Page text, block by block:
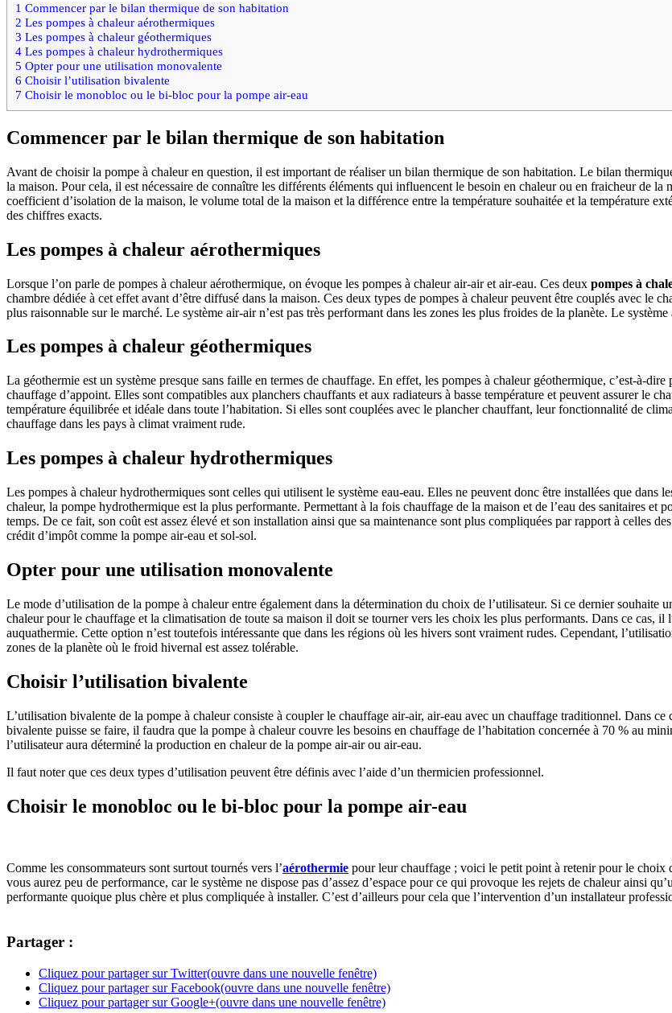
1 Commencer par le bilan thermique de son habitation
2 Les pompes à chaleur aérothermiques
3 Les pompes à chaleur géothermiques
4 Les pompes à chaleur hydrothermiques
5 Opter pour une utilisation monovalente
6 Choisir l’utilisation bivalente
7 Choisir le monobloc ou le bi-bloc pour la pompe air-eau
Commencer par le bilan thermique de son habitation
Avant de choisir la pompe à chaleur en question, il est important de réaliser un bilan thermique de son habitation. Le bilan
la maison. Pour cela, il est nécessaire de connaître les différents éléments qui influencent le besoin en chaleur ou en fraicheur de
coefficient d’isolation de la maison, le volume total de la maison et la différence entre la température souhaitée et la température
des chiffres exacts.
Les pompes à chaleur aérothermiques
Lorsque l’on parle de pompes à chaleur aérothermique, on évoque les pompes à chaleur air-air et air-eau. Ces deux pompes à
chambre dédiée à cet effet avant d’être diffusé dans la maison. Ces deux types de pompes à chaleur peuvent être couplés avec le
plus raisonnable sur le marché. Le système air-air n’est pas très performant dans les zones les plus froides de la planète. Le
Les pompes à chaleur géothermiques
La géothermie est un système presque sans faille en termes de chauffage. En effet, les pompes à chaleur géothermique, c’est-à-
chauffage d’appoint. Elles sont compatibles aux planchers chauffants et aux radiateurs à basse température et peuvent assurer le
température équilibrée et idéale dans toute l’habitation. Si elles sont couplées avec le plancher chauffant, leur fonctionnalité de
chauffage dans les pays à climat vraiment rude.
Les pompes à chaleur hydrothermiques
Les pompes à chaleur hydrothermiques sont celles qui utilisent le système eau-eau. Elles ne peuvent donc être installées que dans
chaleur, la pompe hydrothermique est la plus performante. Permettant à la fois chauffage de la maison et de l’eau des sanitaires et
temps. De ce fait, son coût est assez élevé et son installation ainsi que sa maintenance sont plus compliquées par rapport à celles
crédit d’impôt comme la pompe air-eau et sol-sol.
Opter pour une utilisation monovalente
Le mode d’utilisation de la pompe à chaleur entre également dans la détermination du choix de l’utilisateur. Si ce dernier souhaite
chaleur pour le chauffage et la climatisation de toute sa maison il doit se tourner vers les choix les plus performants. Dans ce cas,
auquathermie. Cette option n’est toutefois intéressante que dans les régions où les hivers sont vraiment rudes. Cependant,
zones de la planète où le froid hivernal est assez tolérable.
Choisir l’utilisation bivalente
L’utilisation bivalente de la pompe à chaleur consiste à coupler le chauffage air-air, air-eau avec un chauffage traditionnel. Dans
bivalente puisse se faire, il faudra que la pompe à chaleur couvre les besoins en chauffage de l’habitation concernée à 70 % au
l’utilisateur aura déterminé la production en chaleur de la pompe air-air ou air-eau.
Il faut noter que ces deux types d’utilisation peuvent être définis avec l’aide d’un thermicien professionnel.
Choisir le monobloc ou le bi-bloc pour la pompe air-eau
Comme les consommateurs sont surtout tournés vers l’aérothermie pour leur chauffage ; voici le petit point à retenir pour le choix
vous aurez peu de performance, car le système ne dispose pas d’assez d’espace pour ce qui provoque les rejets de chaleur ainsi
performante quoique plus chère et plus compliquée à installer. C’est d’ailleurs pour cela que l’intervention d’un installateur
Partager :
Cliquez pour partager sur Twitter(ouvre dans une nouvelle fenêtre)
Cliquez pour partager sur Facebook(ouvre dans une nouvelle fenêtre)
Cliquez pour partager sur Google+(ouvre dans une nouvelle fenêtre)